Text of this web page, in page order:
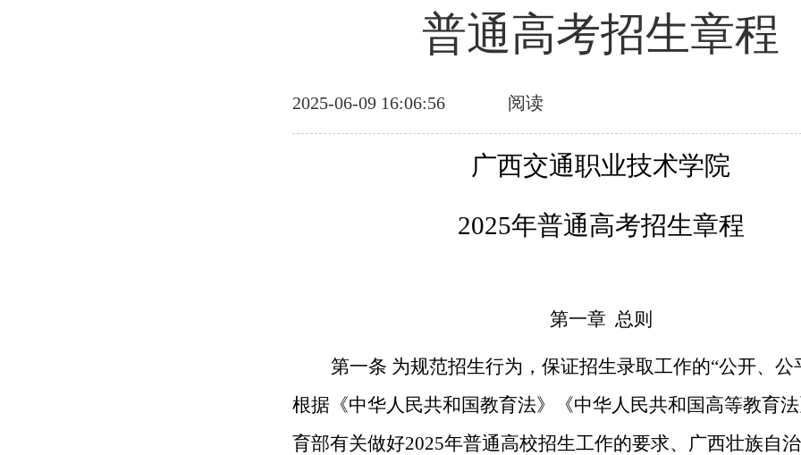
普通高考招生章程
2025-06-09 16:06:56 阅读
广西交通职业技术学院
2025年普通高考招生章程
第一章 总则
第一条 为规范招生行为，保证招生录取工作的“公开、公
根据 《中华人民共和国教育法》《中华人民共和国高等教育
育部有关做好2025年普通高校招生工作的要求、 广西壮族自